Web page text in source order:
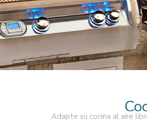
Adapte su cocina al aire